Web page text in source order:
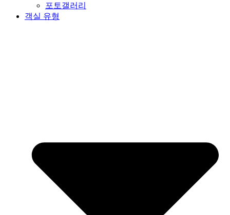
포토갤러리
객실 유형